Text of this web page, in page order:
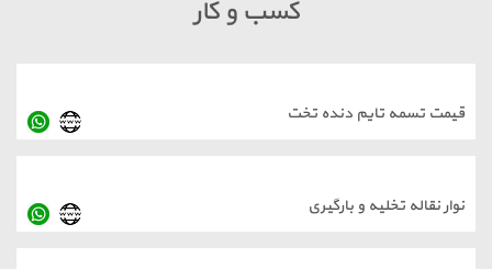
کسب و کار
دنده تخت
و بارگیری